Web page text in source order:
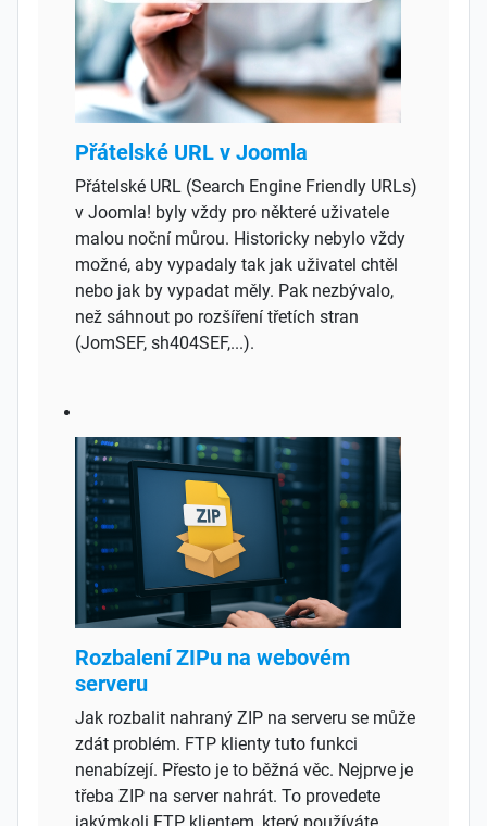
Přátelské URL v Joomla
Přátelské URL (Search Engine Friendly URLs)
v Joomla! byly vždy pro některé uživatele
malou noční můrou. Historicky nebylo vždy
možné, aby vypadaly tak jak uživatel chtěl
nebo jak by vypadat měly. Pak nezbývalo,
než sáhnout po rozšíření třetích stran
(JomSEF, sh404SEF,...).
Rozbalení ZIPu na webovém
serveru
Jak rozbalit nahraný ZIP na serveru se může
zdát problém. FTP klienty tuto funkci
nenabízejí. Přesto je to běžná věc. Nejprve je
třeba ZIP na server nahrát. To provedete